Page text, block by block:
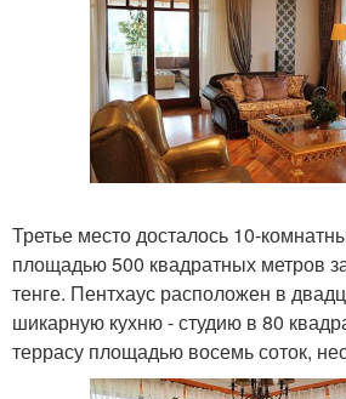
Третье место досталось 10-
площадью 500 квадратных метров
тенге. Пентхаус расположен в
шикарную кухню - студию в 80
террасу площадью восемь соток,